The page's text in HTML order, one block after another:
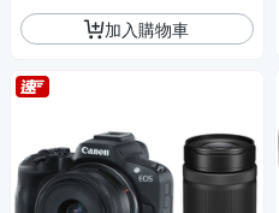
加入購物車